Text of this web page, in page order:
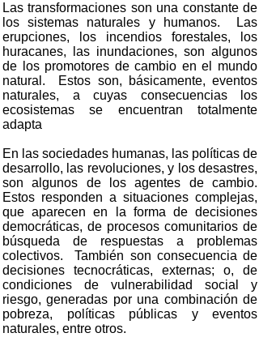
Las transformaciones son una constante de
los sistemas naturales y humanos. Las
erupciones, los incendios forestales, los
huracanes, las inundaciones, son algunos
de los promotores de cambio en el mundo
natural. Estos son, básicamente, eventos
naturales, a cuyas consecuencias los
ecosistemas se encuentran totalmente
adapta
En las sociedades humanas, las políticas de
desarrollo, las revoluciones, y los desastres,
son algunos de los agentes de cambio.
Estos responden a situaciones complejas,
que aparecen en la forma de decisiones
democráticas, de procesos comunitarios de
búsqueda de respuestas a problemas
colectivos. También son consecuencia de
decisiones tecnocráticas, externas; o, de
condiciones de vulnerabilidad social y
riesgo, generadas por una combinación de
pobreza, políticas públicas y eventos
naturales, entre otros.